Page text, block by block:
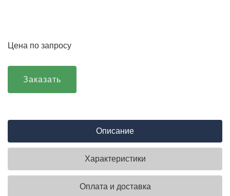
Цена по запросу
Заказать
Описание
Характеристики
Оплата и доставка